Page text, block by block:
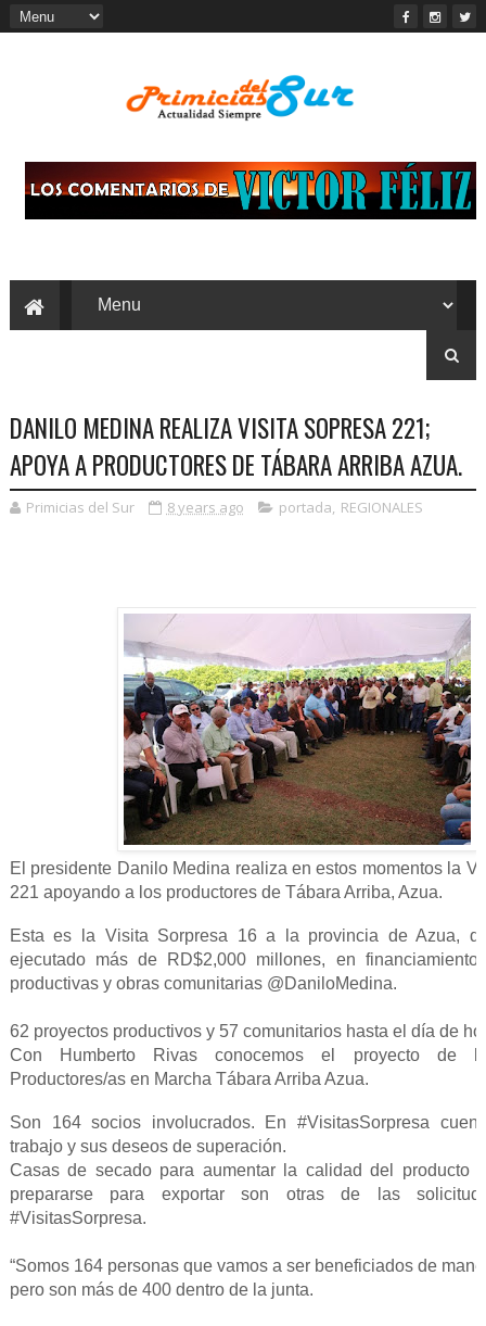
DANILO MEDINA REALIZA VISITA SOPRESA 221;
APOYA A PRODUCTORES DE TÁBARA ARRIBA AZUA.
Primicias del Sur 8 years ago portada, REGIONALES
El presidente Danilo Medina realiza en estos momentos la
221 apoyando a los productores de Tábara Arriba, Azua.
Esta es la Visita Sorpresa 16 a la provincia de Azua,
ejecutado más de RD$2,000 millones, en
productivas y obras comunitarias @DaniloMedina.
62 proyectos productivos y 57 comunitarios hasta el día de
Con Humberto Rivas conocemos el proyecto de
Productores/as en Marcha Tábara Arriba Azua.
Son 164 socios involucrados. En #VisitasSorpresa
trabajo y sus deseos de superación.
Casas de secado para aumentar la calidad del producto
prepararse para exportar son otras de las
#VisitasSorpresa.
“Somos 164 personas que vamos a ser beneficiados de
pero son más de 400 dentro de la junta.